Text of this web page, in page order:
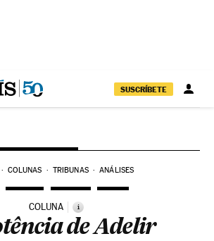
SUSCRÍBETE
COLUNAS TRIBUNAS ANÁLISES
COLUNA i
de Adelir